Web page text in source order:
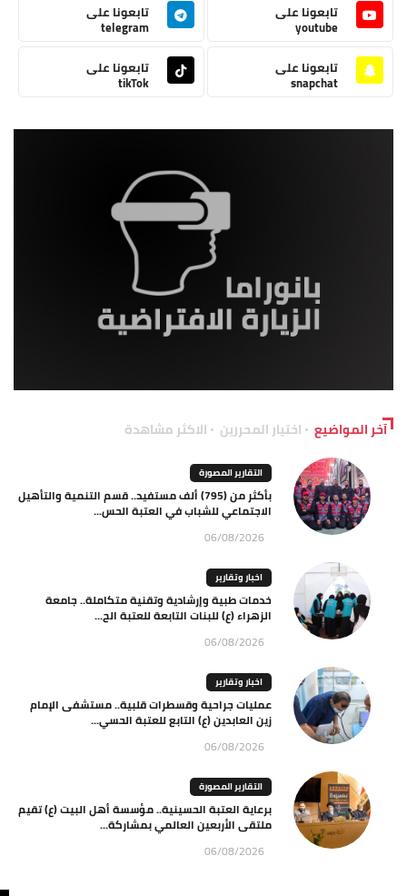
تابعونا على
youtube
تابعونا على
telegram
تابعونا على
snapchat
تابعونا على
tikTok
آخر المواضيع اختيار المحررين الاكثر مشاهدة
التقارير المصورة
بأكثر من (795) ألف مستفيد.. قسم التنمية والتأهيل
الاجتماعي للشباب في العتبة الحس...
06/08/2026
اخبار وتقارير
خدمات طبية وإرشادية وتقنية متكاملة.. جامعة
الزهراء (ع) للبنات التابعة للعتبة الح...
06/08/2026
اخبار وتقارير
عمليات جراحية وقسطرات قلبية.. مستشفى الإمام
زين العابدين (ع) التابع للعتبة الحسي...
06/08/2026
التقارير المصورة
برعاية العتبة الحسينية.. مؤسسة أهل البيت (ع) تقيم
ملتقى الأربعين العالمي بمشاركة...
06/08/2026